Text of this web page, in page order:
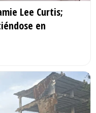
Lee Curtis;
en